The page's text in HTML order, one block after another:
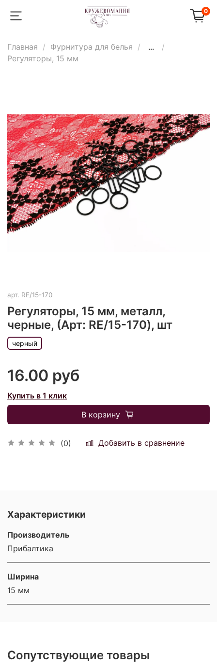
0
Главная Фурнитура для белья
...
Регуляторы, 15 мм
арт. RE/15-170
Регуляторы, 15 мм, металл,
черные, (Арт: RE/15-170), шт
(0) Добавить в сравнение
черный
16.00 руб
Купить в 1 клик
В корзину
Характеристики
Производитель
Прибалтика
Ширина
15 мм
Сопутствующие товары